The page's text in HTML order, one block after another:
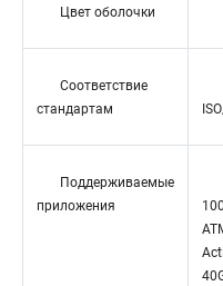
Цвет оболочки
Соответствие
стандартам
Поддерживаемые
приложения